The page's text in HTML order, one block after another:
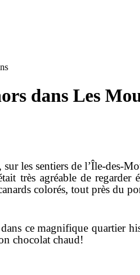
dans Les
les sentiers de l’Île-des-
très agréable de
colorés, tout près du
ce magnifique quartier
chocolat chaud!